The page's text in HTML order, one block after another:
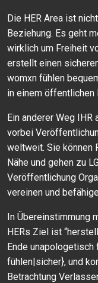
Die HER Area ist
Beziehung. Es geht
wirklich um Freiheit
erstellt einen
womxn fühlen
in einem öffentlichen
Ein anderer Weg
vorbei
weltweit. Sie können
Nähe und gehen zu
Veröffentlichung
vereinen und
In Übereinstimmung
HERs Ziel ist
Ende
fühlen|sicher}, und
Betrachtung